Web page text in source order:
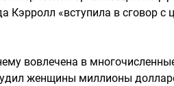
Кэрролл «вступила в сговор с
вовлечена в
женщины миллионы